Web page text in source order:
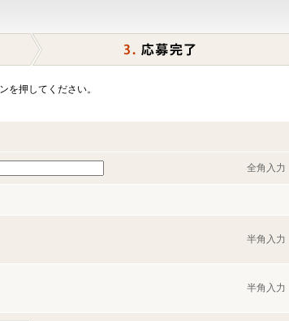
を押してください。
全角入力
半角入力
半角入力